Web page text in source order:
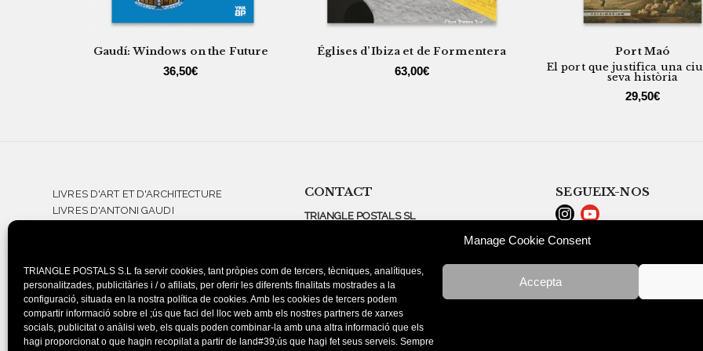
Manage Cookie Consent
TRIANGLE POSTALS S.L fa servir cookies, tant pròpies com de tercers, tècniques, analítiques,
personalitzades, publicitàries i / o afiliats, per oferir les diferents finalitats mostrades a la
configuració, situada en la nostra política de cookies. Amb les cookies de tercers podem
compartir informació sobre el ;ús que faci del lloc web amb els nostres partners de xarxes
socials, publicitat o anàlisi web, els quals poden combinar-la amb una altra informació que els
hagi proporcionat o que hagin recopilat a partir de land#39;ús que hagi fet seus serveis. Sempre
Accepta
Gaudí: Windows on the Future
36,50€
Églises d’Ibiza et de Formentera
63,00€
Port Maó
El port que justifica una
seva història
29,50€
LIVRES D'ART ET D'ARCHITECTURE
LIVRES D'ANTONI GAUDI
GUIDES DU PATRIMOINE
GUIDES TOURISTIQUES ET CARTES
GUIDES DE RANDONNÉES
CONTACT
TRIANGLE POSTALS SL
ESPAGNE
TEL.: 971 150 451
TEL.: 934 546 180
BARCELONA@TRIANGLE.CAT
SEGUEIX-NOS
POLÍTICA DE COOKIES
CONDITIONS D’ACHAT